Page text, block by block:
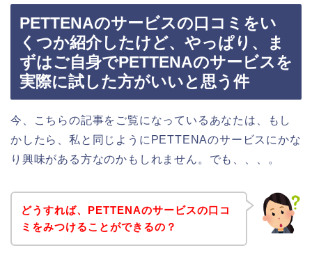
PETTENAのサービスの口コミをい
くつか紹介したけど、やっぱり、ま
ずはご自身でPETTENAのサービスを
実際に試した方がいいと思う件
今、こちらの記事をご覧になっているあなたは、もし
かしたら、私と同じようにPETTENAのサービスにかな
り興味がある方なのかもしれません。でも、、、。
どうすれば、PETTENAのサービスの口コ
ミをみつけることができるの？